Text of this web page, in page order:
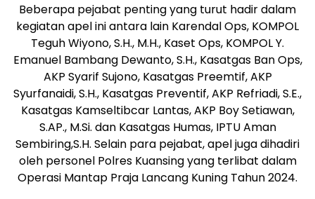
Beberapa pejabat penting yang turut hadir dalam
kegiatan apel ini antara lain Karendal Ops, KOMPOL
Teguh Wiyono, S.H., M.H., Kaset Ops, KOMPOL Y.
Emanuel Bambang Dewanto, S.H., Kasatgas Ban Ops,
AKP Syarif Sujono, Kasatgas Preemtif, AKP
Syurfanaidi, S.H., Kasatgas Preventif, AKP Refriadi, S.E.,
Kasatgas Kamseltibcar Lantas, AKP Boy Setiawan,
S.AP., M.Si. dan Kasatgas Humas, IPTU Aman
Sembiring,S.H. Selain para pejabat, apel juga dihadiri
oleh personel Polres Kuansing yang terlibat dalam
Operasi Mantap Praja Lancang Kuning Tahun 2024.